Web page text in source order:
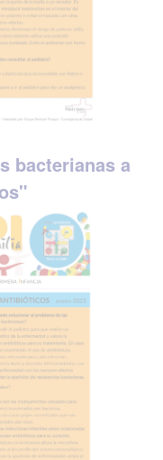
bacterianas a
"